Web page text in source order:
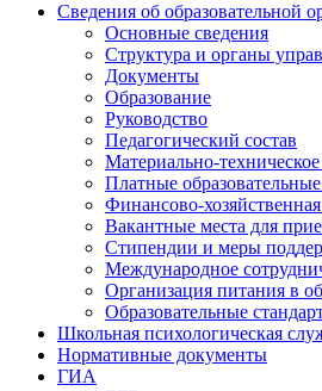
Сведения об образовательной
Основные сведения
Структура и органы
Документы
Образование
Руководство
Педагогический состав
Материально-
Платные
Финансово-хозяйственная
Вакантные места для
Стипендии и меры
Международное
Организация питания в
Образовательные
Школьная психологическая
Нормативные документы
ГИА